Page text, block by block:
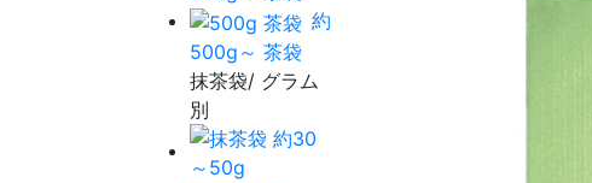
約
500g～ 茶袋
抹茶袋/ グラム
別